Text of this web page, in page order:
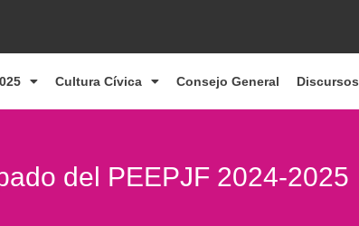
Cultura Cívica Consejo General Discursos
del PEEPJF 2024-2025